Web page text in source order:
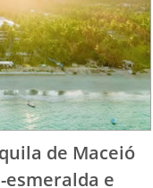
de Maceió
e